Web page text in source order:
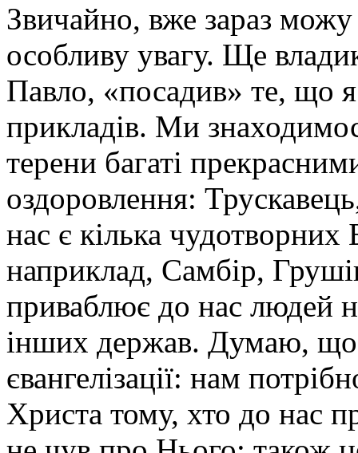
Звичайно, вже зараз
особливу увагу. Ще
Павло, «посадив» те, що
прикладів. Ми
терени багаті
оздоровлення:
нас є кілька
наприклад, Самбір,
приваблює до нас людей
інших держав. Думаю, що
євангелізації: нам
Христа тому, хто до нас